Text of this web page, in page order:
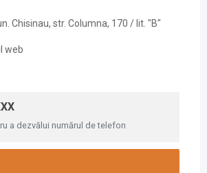
Chisinau, str. Columna, 170 / lit. "B"
web
a dezvălui numărul de telefon